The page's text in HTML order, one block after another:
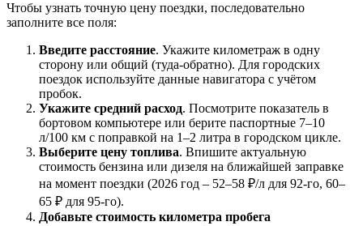
Чтобы узнать точную цену поездки, последовательно
заполните все поля:
Введите расстояние. Укажите километраж в одну
сторону или общий (туда-обратно). Для городских
поездок используйте данные навигатора с учётом
пробок.
Укажите средний расход. Посмотрите показатель в
бортовом компьютере или берите паспортные 7–10
л/100 км с поправкой на 1–2 литра в городском цикле.
Выберите цену топлива. Впишите актуальную
стоимость бензина или дизеля на ближайшей заправке
на момент поездки (2026 год – 52–58 ₽/л для 92-го, 60–
65 ₽ для 95-го).
Добавьте стоимость километра пробега